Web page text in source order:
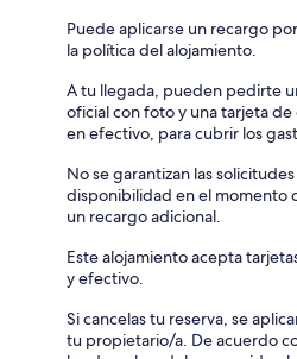
Puede aplicarse un recargo
la política del alojamiento.
A tu llegada, pueden pedirte
oficial con foto y una tarjeta
en efectivo, para cubrir los
No se garantizan las
disponibilidad en el momento
un recargo adicional.
Este alojamiento acepta
y efectivo.
Si cancelas tu reserva, se
tu propietario/a. De acuerdo